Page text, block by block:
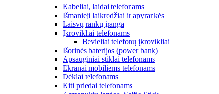
Kabeliai, laidai telefonams
Išmanieji laikrodžiai ir apyrankės
Laisvų rankų įranga
Įkrovikliai telefonams
Bevieliai telefonų įkrovikliai
Išorinės baterijos (power bank)
Apsauginiai stiklai telefonams
Ekranai mobiliems telefonams
Dėklai telefonams
Kiti priedai telefonams